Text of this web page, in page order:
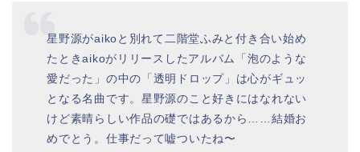
星野源がaikoと別れて二階堂ふみと付き合い始め
たときaikoがリリースしたアルバム「泡のような
愛だった」の中の「透明ドロップ」は心がギュッ
となる名曲です。星野源のこと好きにはなれない
けど素晴らしい作品の礎ではあるから……結婚お
めでとう。仕事だって嘘ついたね〜